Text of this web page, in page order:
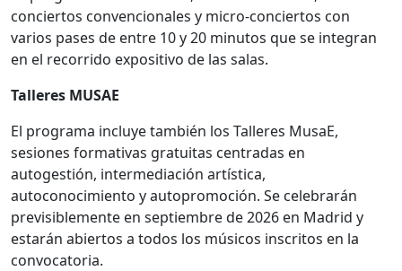
conciertos convencionales y micro-conciertos con
varios pases de entre 10 y 20 minutos que se integran
en el recorrido expositivo de las salas.
Talleres MUSAE
El programa incluye también los Talleres MusaE,
sesiones formativas gratuitas centradas en
autogestión, intermediación artística,
autoconocimiento y autopromoción. Se celebrarán
previsiblemente en septiembre de 2026 en Madrid y
estarán abiertos a todos los músicos inscritos en la
convocatoria.